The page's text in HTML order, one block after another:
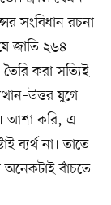
সংবিধান রচনা
জাতি ২৬৪
করা সতি৵ই
যুগে
আশা করি, এ
ব্যর্থ না। তাতে
বাঁচতে